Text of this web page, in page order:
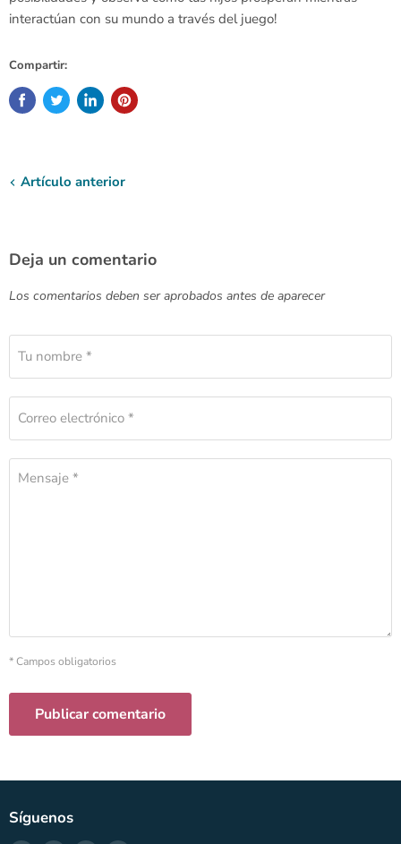
interactúan con su mundo a través del juego!
Compartir:
Artículo anterior
Deja un comentario
Los comentarios deben ser aprobados antes de aparecer
Tu nombre *
Correo electrónico *
Mensaje *
* Campos obligatorios
Publicar comentario
Síguenos